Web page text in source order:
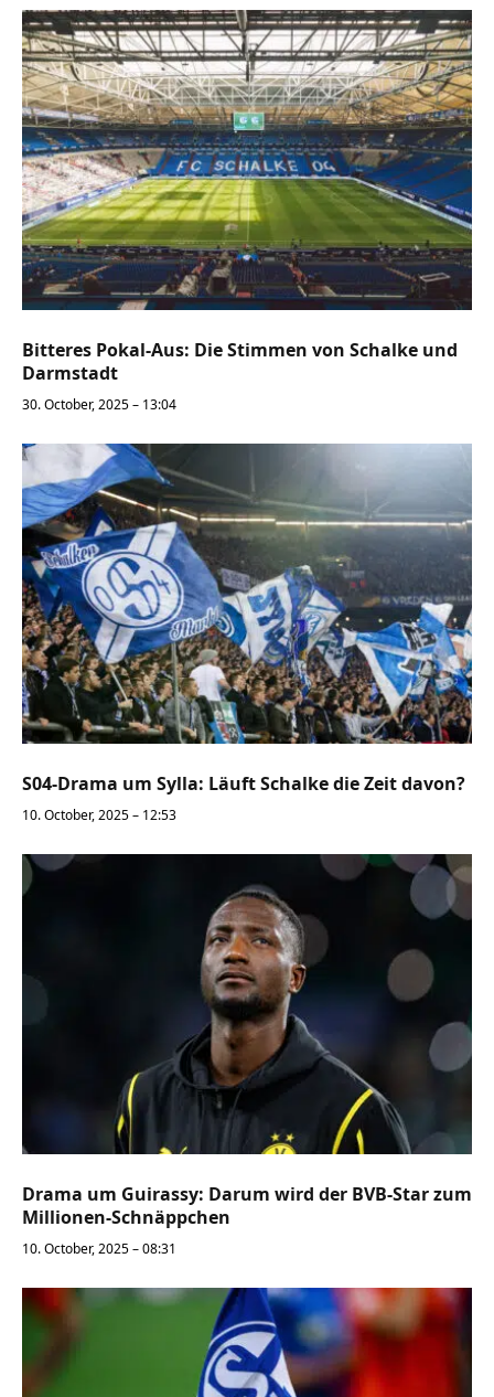
Bitteres Pokal-Aus: Die Stimmen von Schalke und
Darmstadt
30. October, 2025 – 13:04
S04-Drama um Sylla: Läuft Schalke die Zeit davon?
10. October, 2025 – 12:53
Drama um Guirassy: Darum wird der BVB-Star zum
Millionen-Schnäppchen
10. October, 2025 – 08:31